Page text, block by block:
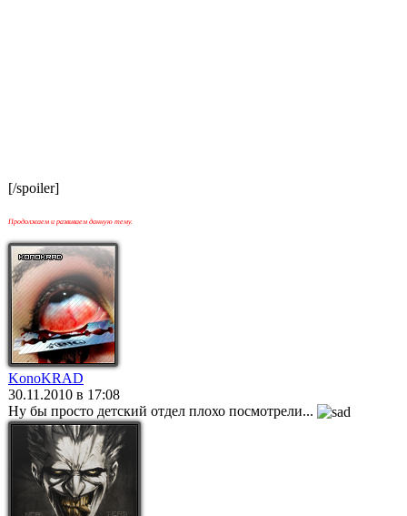
[/spoiler]
Продолжаем и развиваем данную тему.
KonoKRAD
30.11.2010 в 17:08
Ну бы просто детский отдел плохо посмотрели...